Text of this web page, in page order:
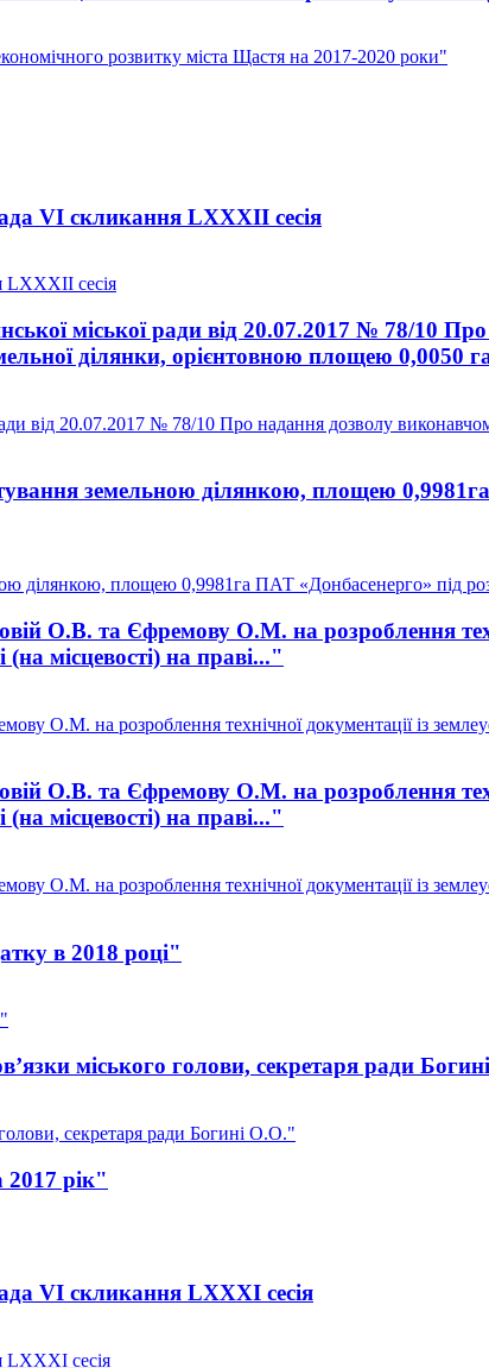
розвитку міста Щастя на 2017-2020 роки"
VI скликання LXXXII сесія
LXXXII сесія
міської ради від 20.07.2017 № 78/10
ділянки, орієнтовною площею 0,0050
від 20.07.2017 № 78/10 Про надання дозволу
земельною ділянкою, площею
ділянкою, площею 0,9981га ПАТ «Донбасенерго» під
О.В. та Єфремову О.М. на розроблення
місцевості) на праві..."
О.М. на розроблення технічної документації із
О.В. та Єфремову О.М. на розроблення
місцевості) на праві..."
О.М. на розроблення технічної документації із
в 2018 році"
міського голови, секретаря ради
секретаря ради Богині О.О."
рік"
VI скликання LXXXI сесія
LXXXI сесія